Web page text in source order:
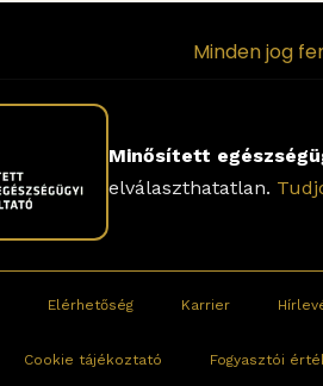
Minden jog
Minősített
elválaszthatatlan.
Elérhetőség Karrier
Cookie tájékoztató Fogyasztói